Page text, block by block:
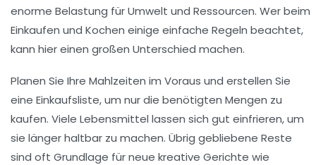
enorme Belastung für Umwelt und Ressourcen. Wer beim
Einkaufen und Kochen einige einfache Regeln beachtet,
kann hier einen großen Unterschied machen.
Planen Sie Ihre Mahlzeiten im Voraus und erstellen Sie
eine Einkaufsliste, um nur die benötigten Mengen zu
kaufen. Viele Lebensmittel lassen sich gut einfrieren, um
sie länger haltbar zu machen. Übrig gebliebene Reste
sind oft Grundlage für neue kreative Gerichte wie